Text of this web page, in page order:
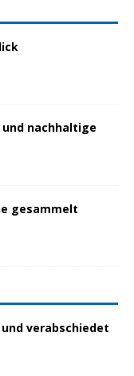
nachhaltige
gesammelt
verabschiedet